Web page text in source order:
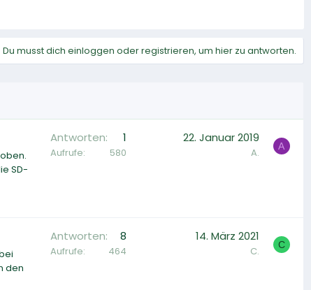
Du musst dich einloggen oder registrieren, um hier zu antworten.
SD-
Antworten 1
Aufrufe 580
22. Januar 2019
A. A
den
Antworten 8
Aufrufe 464
14. März 2021
C. C